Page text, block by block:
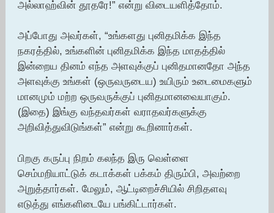
அல்லாஹ்வின் தூதரே!” என்று விடையளித்தோம்.
அப்போது அவர்கள், “உங்களது புனிதமிக்க இந்த
நகரத்தில், உங்களின் புனிதமிக்க இந்த மாதத்தில்
இன்றைய தினம் எந்த அளவுக்குப் புனிதமானதோ அந்த
அளவுக்கு உங்கள் (ஒருவருடைய) உயிரும் உடைமைகளும்
மானமும் மற்ற ஒருவருக்குப் புனிதமானவையாகும்.
(இதை) இங்கு வந்தவர்கள் வராதவர்களுக்கு
அறிவித்துவிடுங்கள்” என்று கூறினார்கள்.
பிறகு கருப்பு நிறம் கலந்த இரு வெள்ளை
செம்மறியாட்டுக் கடாக்கள் பக்கம் திரும்பி, அவற்றை
அறுத்தார்கள். மேலும், ஆட்டிறைச்சியில் சிறிதளவு
எடுத்து எங்களிடையே பங்கிட்டார்கள்.